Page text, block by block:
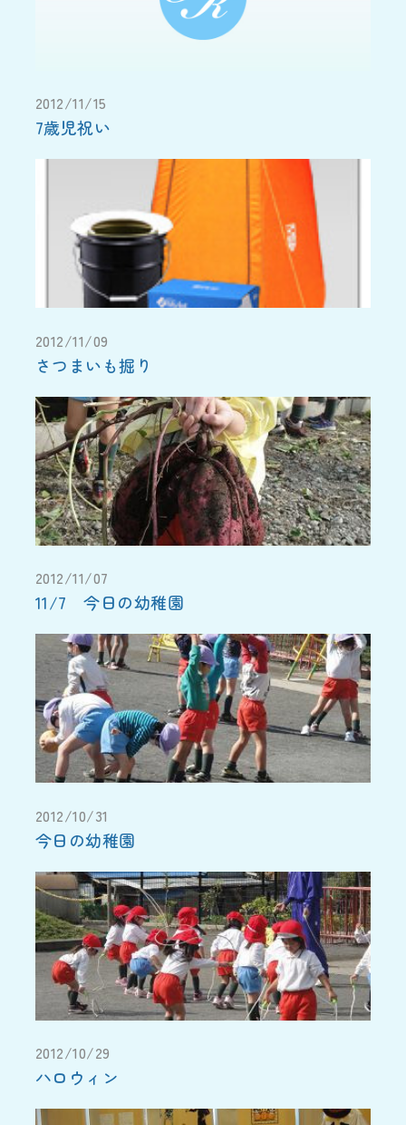
2012/11/15
7歳児祝い
2012/11/09
さつまいも掘り
2012/11/07
11/7 今日の幼稚園
2012/10/31
今日の幼稚園
2012/10/29
ハロウィン